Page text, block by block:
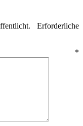
Erforderliche
*